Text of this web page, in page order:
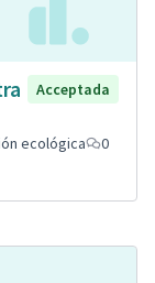
Acceptada
ecológica
0